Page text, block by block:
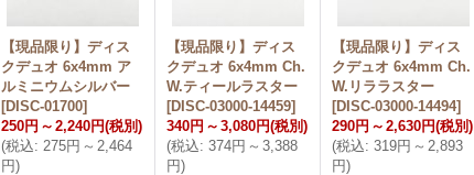
【現品限り】ディス
クデュオ 6x4mm ア
ルミニウムシルバー
[DISC-01700]
250円 ～ 2,240円(税別)
(税込: 275円 ～ 2,464
円)
【現品限り】ディス
クデュオ 6x4mm Ch.
W.ティールラスター
[DISC-03000-14459]
340円 ～ 3,080円(税別)
(税込: 374円 ～ 3,388
円)
【現品限り】ディス
クデュオ 6x4mm Ch.
W.リララスター
[DISC-03000-14494]
290円 ～ 2,630円(税別)
(税込: 319円 ～ 2,893
円)